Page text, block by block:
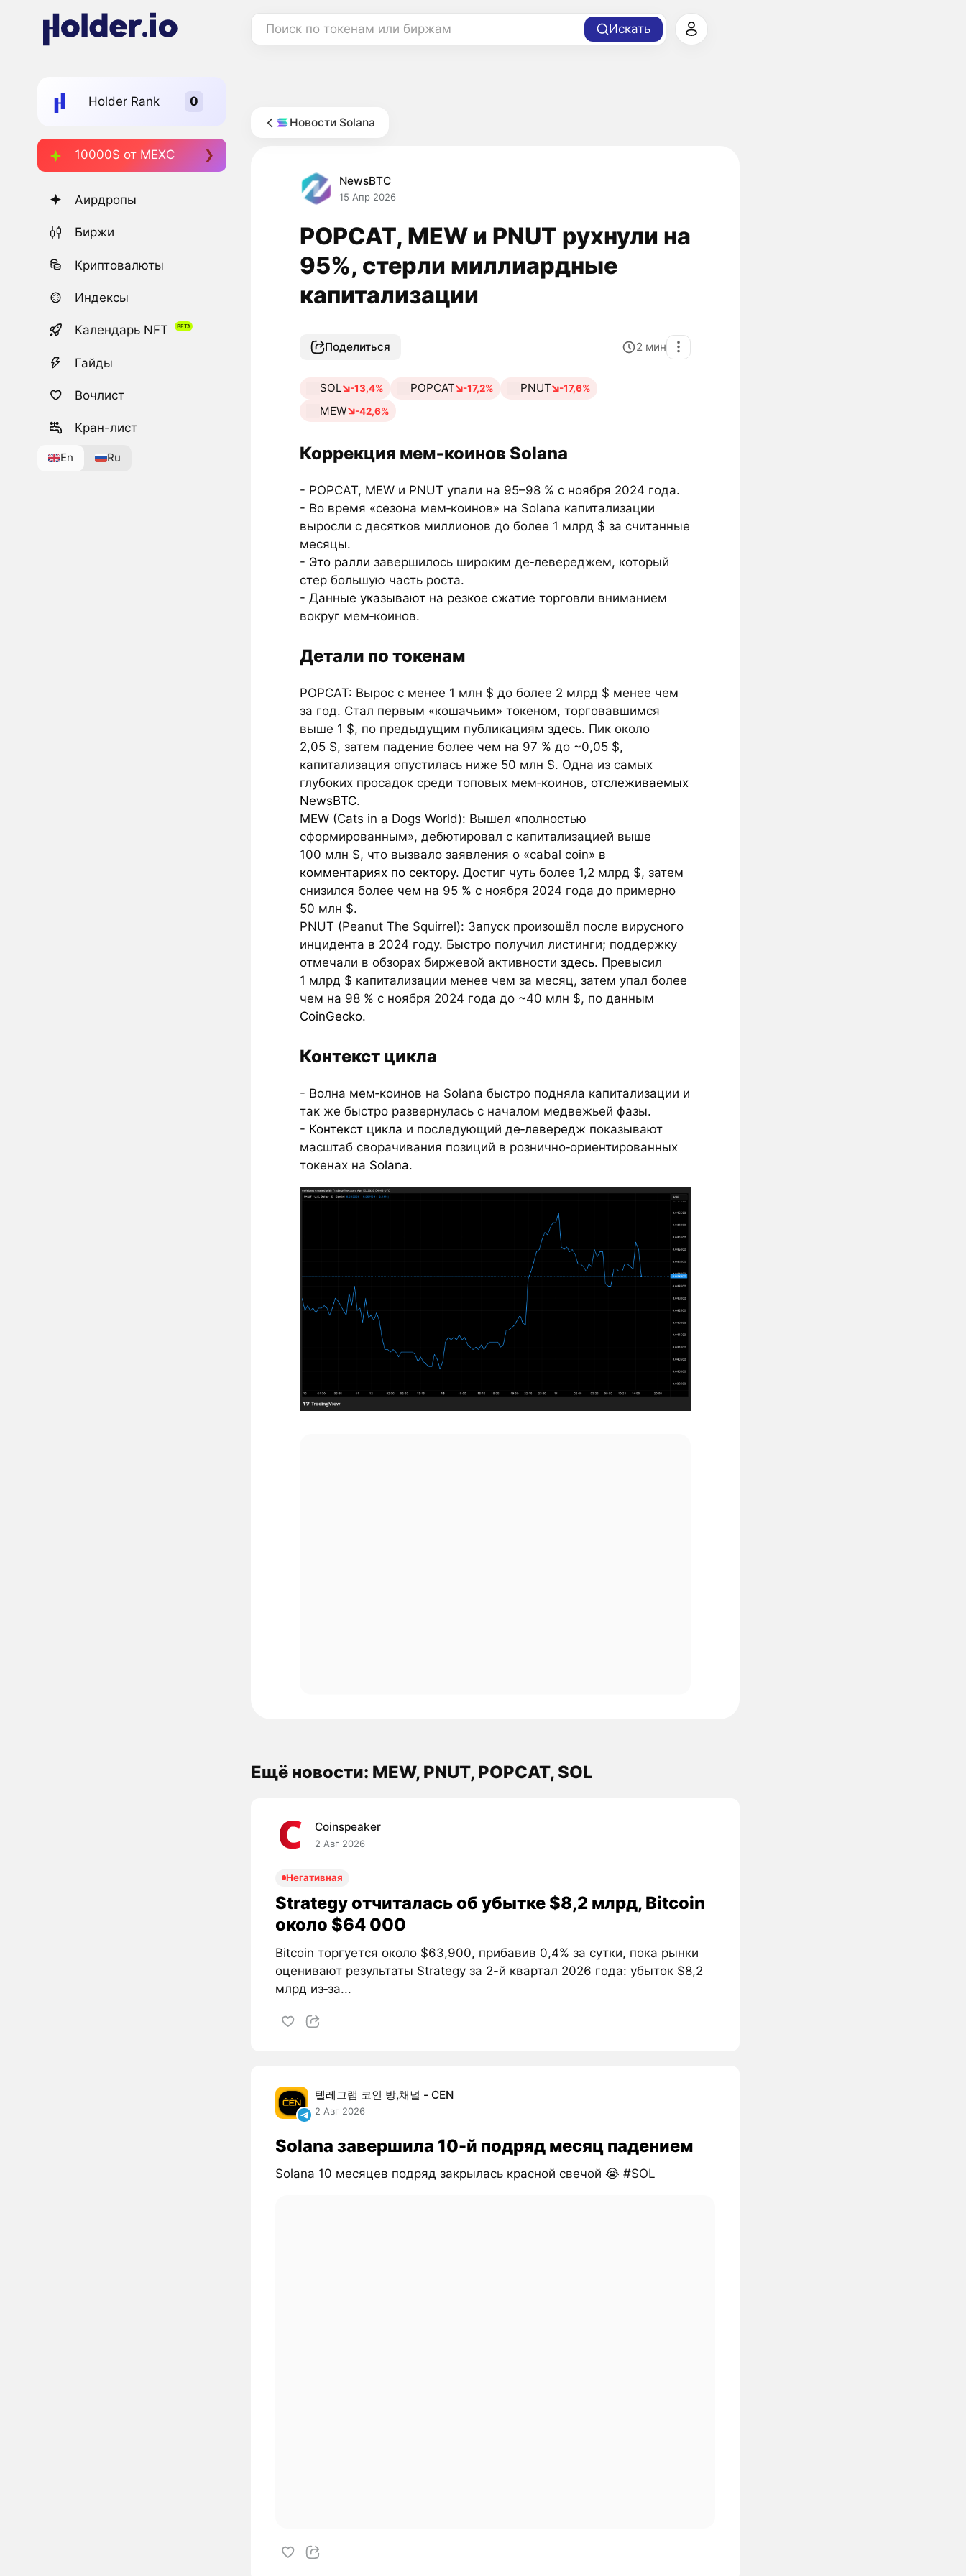
Поиск по токенам или биржам Искать
Holder Rank
10000$ от MEXC
Аирдропы
Биржи
Криптовалюты
Индексы
Календарь NFT
Гайды
Вочлист
Кран-лист
En Ru
Новости Solana
NewsBTC
15 Апр 2026
POPCAT, MEW и PNUT рухнули на
95%, стерли миллиардные
капитализации
Поделиться 2 мин
SOL -13,4% POPCAT -17,2% PNUT -17,6%
MEW -42,6%
Коррекция мем‑коинов Solana
- POPCAT, MEW и PNUT упали на 95–98 % с ноября 2024 года.
- Во время «сезона мем‑коинов» на Solana капитализации
выросли с десятков миллионов до более 1 млрд $ за считанные
месяцы.
- Это ралли завершилось широким де‑левереджем, который
стер большую часть роста.
- Данные указывают на резкое сжатие торговли вниманием
вокруг мем‑коинов.
Детали по токенам
POPCAT: Вырос с менее 1 млн $ до более 2 млрд $ менее чем
за год. Стал первым «кошачьим» токеном, торговавшимся
выше 1 $, по предыдущим публикациям здесь. Пик около
2,05 $, затем падение более чем на 97 % до ~0,05 $,
капитализация опустилась ниже 50 млн $. Одна из самых
глубоких просадок среди топовых мем‑коинов, отслеживаемых
NewsBTC.
MEW (Cats in a Dogs World): Вышел «полностью
сформированным», дебютировал с капитализацией выше
100 млн $, что вызвало заявления о «cabal coin» в
комментариях по сектору. Достиг чуть более 1,2 млрд $, затем
снизился более чем на 95 % с ноября 2024 года до примерно
50 млн $.
PNUT (Peanut The Squirrel): Запуск произошёл после вирусного
инцидента в 2024 году. Быстро получил листинги; поддержку
отмечали в обзорах биржевой активности здесь. Превысил
1 млрд $ капитализации менее чем за месяц, затем упал более
чем на 98 % с ноября 2024 года до ~40 млн $, по данным
CoinGecko.
Контекст цикла
- Волна мем‑коинов на Solana быстро подняла капитализации и
так же быстро развернулась с началом медвежьей фазы.
- Контекст цикла и последующий де‑левередж показывают
масштаб сворачивания позиций в рознично‑ориентированных
токенах на Solana.
Ещё новости: MEW, PNUT, POPCAT, SOL
Coinspeaker
2 Авг 2026
Негативная
Strategy отчиталась об убытке $8,2 млрд, Bitcoin
около $64 000
Bitcoin торгуется около $63,900, прибавив 0,4% за сутки, пока рынки
оценивают результаты Strategy за 2-й квартал 2026 года: убыток $8,2
млрд из‑за...
텔레그램 코인 방,채널 - CEN
2 Авг 2026
Solana завершила 10-й подряд месяц падением
Solana 10 месяцев подряд закрылась красной свечой 😭 #SOL